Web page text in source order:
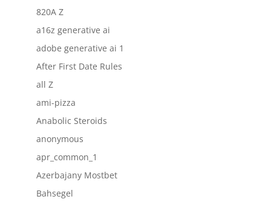
820A Z
a16z generative ai
adobe generative ai 1
After First Date Rules
all Z
ami-pizza
Anabolic Steroids
anonymous
apr_common_1
Azerbajany Mostbet
Bahsegel